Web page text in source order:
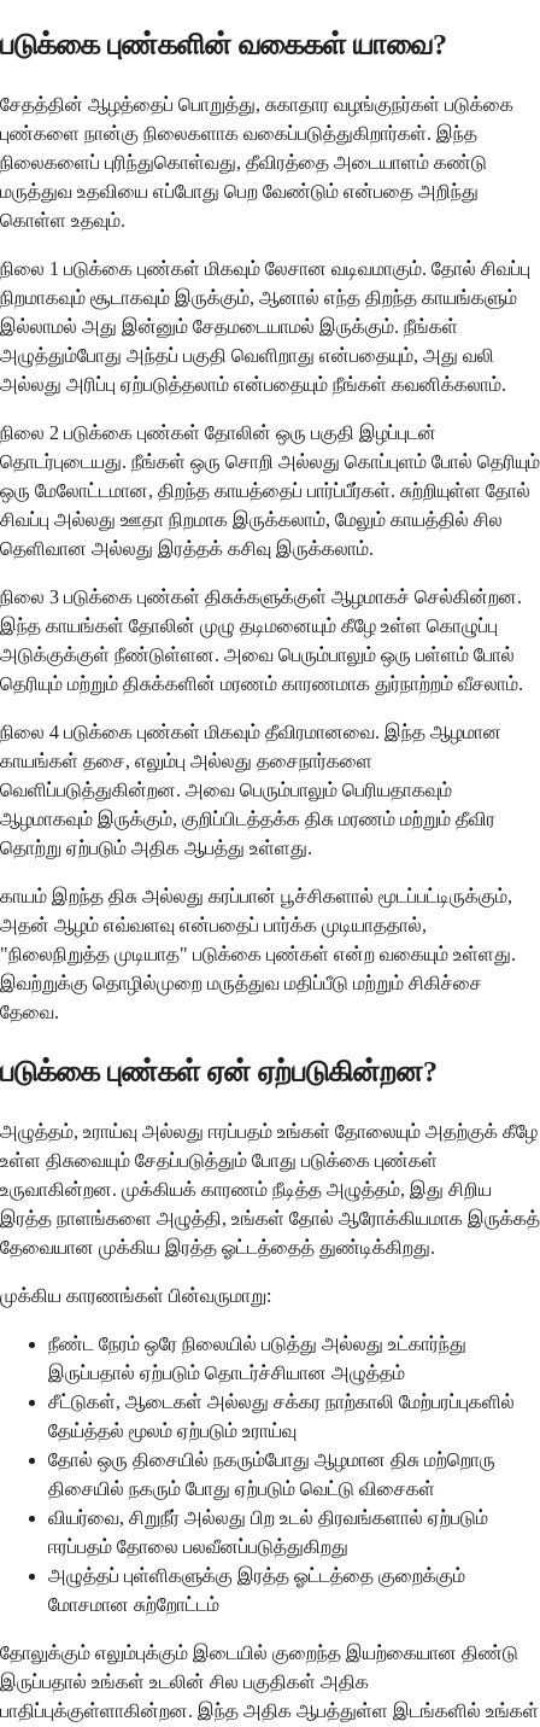
படுக்கை புண்களின் வகைகள் யாவை?
சேதத்தின் ஆழத்தைப் பொறுத்து, சுகாதார வழங்குநர்கள் படுக்கை
புண்களை நான்கு நிலைகளாக வகைப்படுத்துகிறார்கள். இந்த
நிலைகளைப் புரிந்துகொள்வது, தீவிரத்தை அடையாளம் கண்டு
மருத்துவ உதவியை எப்போது பெற வேண்டும் என்பதை அறிந்து
கொள்ள உதவும்.
நிலை 1 படுக்கை புண்கள் மிகவும் லேசான வடிவமாகும். தோல் சிவப்பு
நிறமாகவும் சூடாகவும் இருக்கும், ஆனால் எந்த திறந்த காயங்களும்
இல்லாமல் அது இன்னும் சேதமடையாமல் இருக்கும். நீங்கள்
அழுத்தும்போது அந்தப் பகுதி வெளிறாது என்பதையும், அது வலி
அல்லது அரிப்பு ஏற்படுத்தலாம் என்பதையும் நீங்கள் கவனிக்கலாம்.
நிலை 2 படுக்கை புண்கள் தோலின் ஒரு பகுதி இழப்புடன்
தொடர்புடையது. நீங்கள் ஒரு சொறி அல்லது கொப்புளம் போல் தெரியும்
ஒரு மேலோட்டமான, திறந்த காயத்தைப் பார்ப்பீர்கள். சுற்றியுள்ள தோல்
சிவப்பு அல்லது ஊதா நிறமாக இருக்கலாம், மேலும் காயத்தில் சில
தெளிவான அல்லது இரத்தக் கசிவு இருக்கலாம்.
நிலை 3 படுக்கை புண்கள் திசுக்களுக்குள் ஆழமாகச் செல்கின்றன.
இந்த காயங்கள் தோலின் முழு தடிமனையும் கீழே உள்ள கொழுப்பு
அடுக்குக்குள் நீண்டுள்ளன. அவை பெரும்பாலும் ஒரு பள்ளம் போல்
தெரியும் மற்றும் திசுக்களின் மரணம் காரணமாக துர்நாற்றம் வீசலாம்.
நிலை 4 படுக்கை புண்கள் மிகவும் தீவிரமானவை. இந்த ஆழமான
காயங்கள் தசை, எலும்பு அல்லது தசைநார்களை
வெளிப்படுத்துகின்றன. அவை பெரும்பாலும் பெரியதாகவும்
ஆழமாகவும் இருக்கும், குறிப்பிடத்தக்க திசு மரணம் மற்றும் தீவிர
தொற்று ஏற்படும் அதிக ஆபத்து உள்ளது.
காயம் இறந்த திசு அல்லது கரப்பான் பூச்சிகளால் மூடப்பட்டிருக்கும்,
அதன் ஆழம் எவ்வளவு என்பதைப் பார்க்க முடியாததால்,
"நிலைநிறுத்த முடியாத" படுக்கை புண்கள் என்ற வகையும் உள்ளது.
இவற்றுக்கு தொழில்முறை மருத்துவ மதிப்பீடு மற்றும் சிகிச்சை
தேவை.
படுக்கை புண்கள் ஏன் ஏற்படுகின்றன?
அழுத்தம், உராய்வு அல்லது ஈரப்பதம் உங்கள் தோலையும் அதற்குக் கீழே
உள்ள திசுவையும் சேதப்படுத்தும் போது படுக்கை புண்கள்
உருவாகின்றன. முக்கியக் காரணம் நீடித்த அழுத்தம், இது சிறிய
இரத்த நாளங்களை அழுத்தி, உங்கள் தோல் ஆரோக்கியமாக இருக்கத்
தேவையான முக்கிய இரத்த ஓட்டத்தைத் துண்டிக்கிறது.
முக்கிய காரணங்கள் பின்வருமாறு:
நீண்ட நேரம் ஒரே நிலையில் படுத்து அல்லது உட்கார்ந்து
இருப்பதால் ஏற்படும் தொடர்ச்சியான அழுத்தம்
சீட்டுகள், ஆடைகள் அல்லது சக்கர நாற்காலி மேற்பரப்புகளில்
தேய்த்தல் மூலம் ஏற்படும் உராய்வு
தோல் ஒரு திசையில் நகரும்போது ஆழமான திசு மற்றொரு
திசையில் நகரும் போது ஏற்படும் வெட்டு விசைகள்
வியர்வை, சிறுநீர் அல்லது பிற உடல் திரவங்களால் ஏற்படும்
ஈரப்பதம் தோலை பலவீனப்படுத்துகிறது
அழுத்தப் புள்ளிகளுக்கு இரத்த ஓட்டத்தை குறைக்கும்
மோசமான சுற்றோட்டம்
தோலுக்கும் எலும்புக்கும் இடையில் குறைந்த இயற்கையான திண்டு
இருப்பதால் உங்கள் உடலின் சில பகுதிகள் அதிக
பாதிப்புக்குள்ளாகின்றன. இந்த அதிக ஆபத்துள்ள இடங்களில் உங்கள்